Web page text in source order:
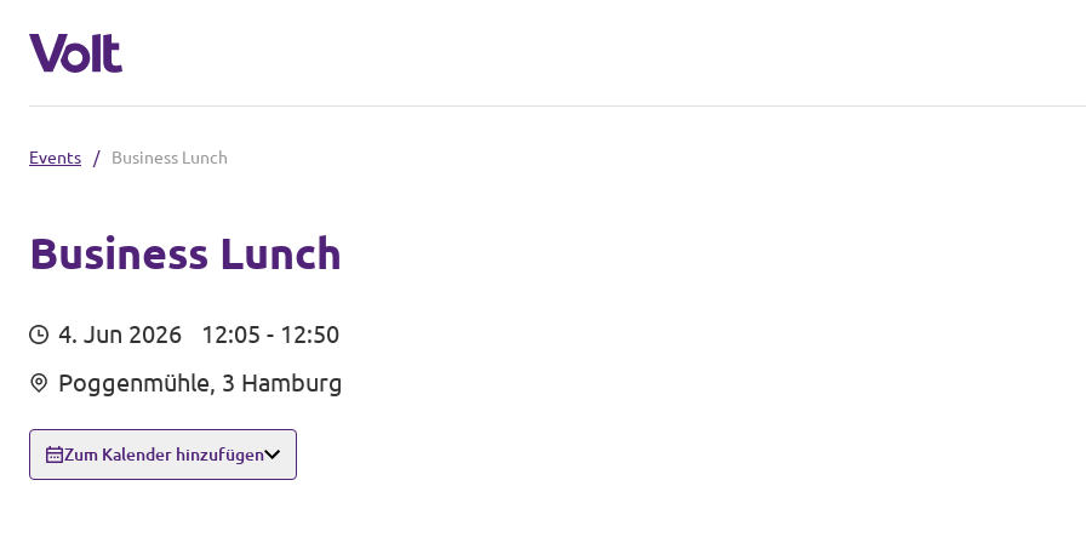
Volt in Deutschland
Website
Volt Deutschland Merchandise Shop
Menschen
Events / Business Lunch
Business Lunch
4. Jun 2026
12:05 - 12:50
Poggenmühle, 3 Hamburg
Zum Kalender hinzufügen